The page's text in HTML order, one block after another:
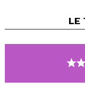
Suggerimento: per
eyeliner
sciolta o un primer
LE